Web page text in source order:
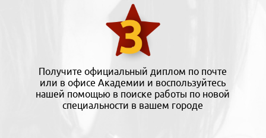
Получите официальный диплом по почте
или в офисе Академии и воспользуйтесь
нашей помощью в поиске работы по новой
специальности в вашем городе